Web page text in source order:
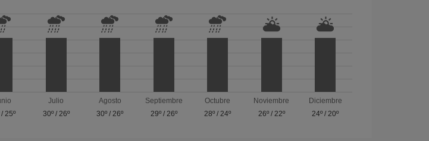
/25º
Julio
30º/ 26º
Agosto
30º /26º
Septiembre
29º/ 26º
Octubre
28º /24º
Noviembre
26º/ 22º
Diciembre
24º /20º